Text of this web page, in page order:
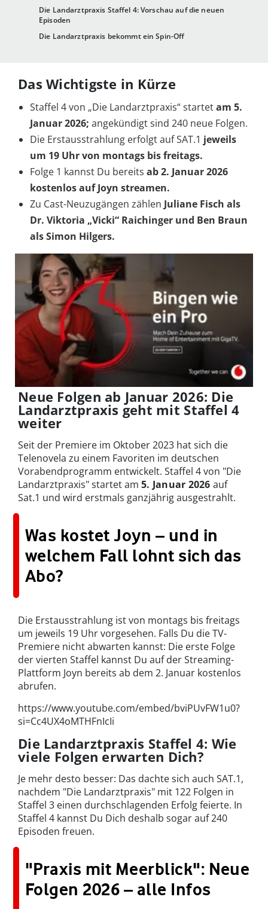
Die Landarztpraxis Staffel 4: Vorschau auf die neuen
Episoden
Die Landarztpraxis bekommt ein Spin-Off
Das Wichtigste in Kürze
Staffel 4 von „Die Landarztpraxis“ startetam 5.
Januar 2026; angekündigt sind 240 neue Folgen.
Die Erstausstrahlung erfolgt auf SAT.1 jeweils
um 19 Uhr von montags bis freitags.
Folge 1 kannst Du bereits ab 2. Januar 2026
kostenlos auf Joyn streamen.
Zu Cast-Neuzugängen zählen Juliane Fisch als
Dr. Viktoria „Vicki“ Raichinger und Ben Braun
als Simon Hilgers.
Neue Folgen ab Januar 2026: Die
Landarztpraxis geht mit Staffel 4
weiter
Seit der Premiere im Oktober 2023 hat sich die
Telenovela zu einem Favoriten im deutschen
Vorabendprogramm entwickelt. Staffel 4 von "Die
Landarztpraxis" startet am 5. Januar 2026 auf
Sat.1 und wird erstmals ganzjährig ausgestrahlt.
Was kostet Joyn – und in
welchem Fall lohnt sich das
Abo?
Die Erstausstrahlung ist von montags bis freitags
um jeweils 19 Uhr vorgesehen. Falls Du die TV-
Premiere nicht abwarten kannst: Die erste Folge
der vierten Staffel kannst Du auf der Streaming-
Plattform Joyn bereits ab dem 2. Januar kostenlos
abrufen.
https://www.youtube.com/embed/bviPUvFW1u0?
si=Cc4UX4oMTHFnIcIi
Die Landarztpraxis Staffel 4: Wie
viele Folgen erwarten Dich?
Je mehr desto besser: Das dachte sich auch SAT.1,
nachdem "Die Landarztpraxis" mit 122 Folgen in
Staffel 3 einen durchschlagenden Erfolg feierte. In
Staffel 4 kannst Du Dich deshalb sogar auf 240
Episoden freuen.
"Praxis mit Meerblick": Neue
Folgen 2026 – alle Infos